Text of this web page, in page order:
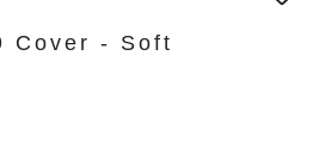
Cover - Soft